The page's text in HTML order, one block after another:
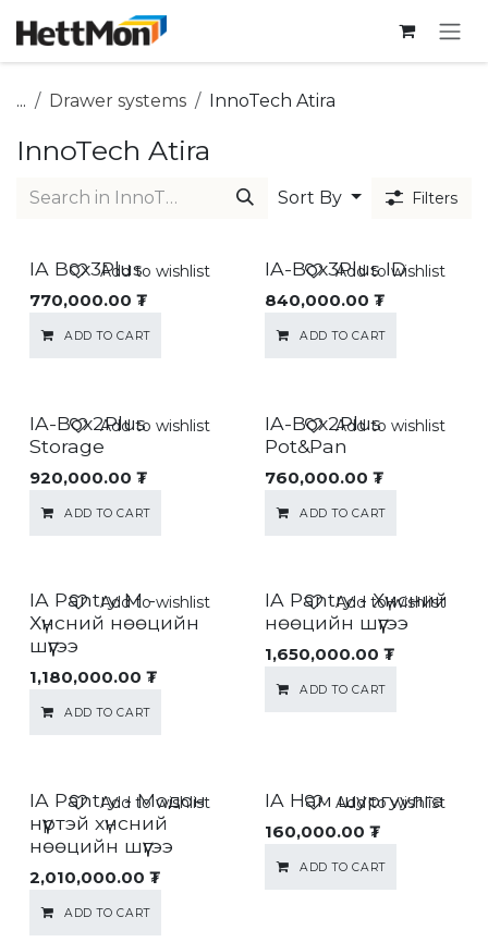
... Drawer systems InnoTech Atira
InnoTech Atira
Sort By Filters
IA Box3Plus
770,000.00 ₮
ADD TO CART
Add to wishlist IA-Box3Plus ID
840,000.00 ₮
ADD TO CART
Add to wishlist
IA-Box2Plus
Storage
920,000.00 ₮
ADD TO CART
Add to wishlist
IA-Box2Plus
Pot&Pan
760,000.00 ₮
ADD TO CART
Add to wishlist
IA Pantry M -
Хүнсний нөөцийн
шүүгээ
1,180,000.00 ₮
ADD TO CART
Add to wishlist
IA Pantry - Хүнсний
нөөцийн шүүгээ
1,650,000.00 ₮
ADD TO CART
Add to wishlist
IA Pantry - Модон
нүүртэй хүнсний
нөөцийн шүүгээ
2,010,000.00 ₮
ADD TO CART
Add to wishlist IA Нам шургуулга
160,000.00 ₮
ADD TO CART
Add to wishlist